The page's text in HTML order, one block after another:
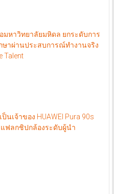
มหาวิทยาลัยมหิดล ยกระดับการ
าผ่านประสบการณ์ทำงานจริง
Talent
นเจ้าของ HUAWEI Pura 90s
แฟลกชิปกล้องระดับผู้นำ